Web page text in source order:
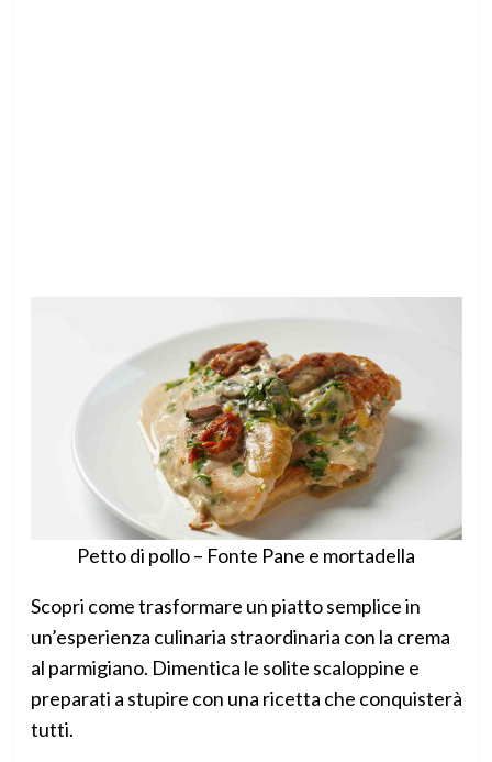
Petto di pollo – Fonte Pane e mortadella
Scopri come trasformare un piatto semplice in
un’esperienza culinaria straordinaria con la crema
al parmigiano. Dimentica le solite scaloppine e
preparati a stupire con una ricetta che conquisterà
tutti.